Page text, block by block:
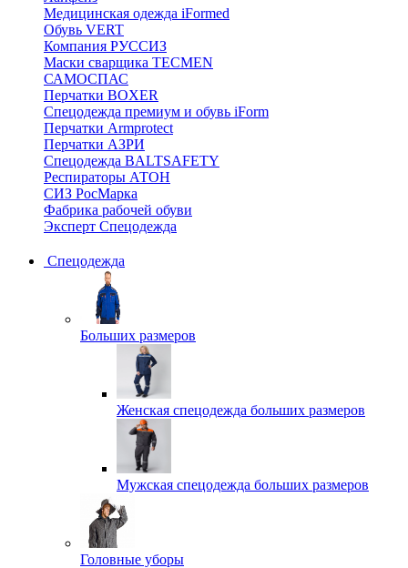
Медицинская одежда iFormed
Обувь VERT
Компания РУССИЗ
Маски сварщика TECMEN
САМОСПАС
Перчатки BOXER
Спецодежда премиум и обувь iForm
Перчатки Armprotect
Перчатки АЗРИ
Спецодежда BALTSAFETY
Респираторы АТОН
СИЗ РосМарка
Фабрика рабочей обуви
Эксперт Спецодежда
Спецодежда
Больших размеров
Женская спецодежда больших размеров
Мужская спецодежда больших размеров
Головные уборы